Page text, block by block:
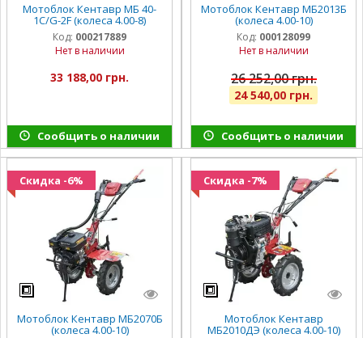
Мотоблок Кентавр МБ 40-
1С/G-2F (колеса 4.00-8)
Код: 000217889
Нет в наличии
33 188,00 грн.
Сообщить о наличии
Мотоблок Кентавр МБ2013Б
(колеса 4.00-10)
Код: 000128099
Нет в наличии
26 252,00 грн.
24 540,00 грн.
Сообщить о наличии
Скидка -6%
Мотоблок Кентавр МБ2070Б
(колеса 4.00-10)
Скидка -7%
Мотоблок Кентавр
МБ2010ДЭ (колеса 4.00-10)